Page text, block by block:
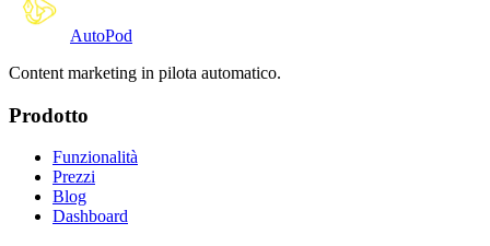
AutoPod
Content marketing in pilota automatico.
Prodotto
Funzionalità
Prezzi
Blog
Dashboard